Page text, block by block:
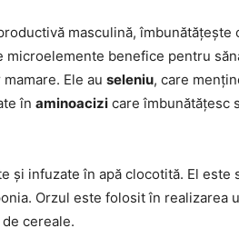
masculină, îmbunătățește
microelemente benefice pentru
Ele au seleniu, care
în aminoacizi care îmbunătățesc
și infuzate în apă clocotită. El este
Orzul este folosit în realizarea
cereale.